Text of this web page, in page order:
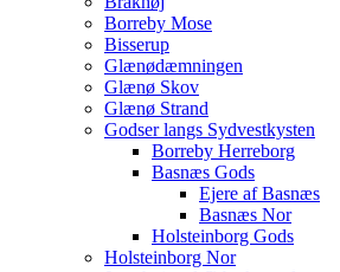
Borreby Mose
Bisserup
Glænødæmningen
Glænø Skov
Glænø Strand
Godser langs Sydvestkysten
Borreby Herreborg
Basnæs Gods
Ejere af Basnæs
Basnæs Nor
Holsteinborg Gods
Holsteinborg Nor